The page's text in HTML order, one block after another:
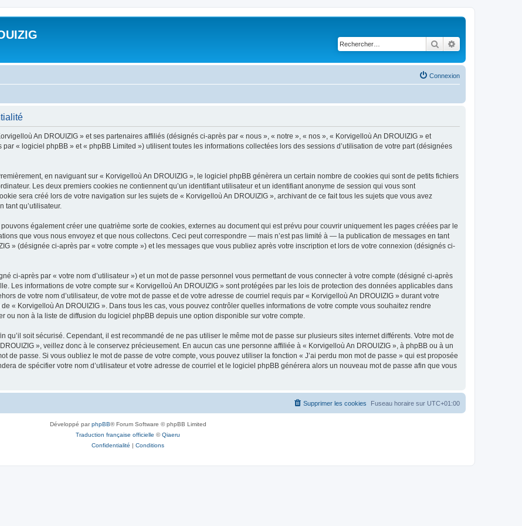
Rechercher
Connexion
An DROUIZIG » et ses partenaires affiliés (désignés ci-après par « nous », « notre », « nos », « Korvigelloù An DROUIZIG » et
« logiciel phpBB » et « phpBB Limited ») utilisent toutes les informations collectées lors des sessions d’utilisation de votre part (désignées
en naviguant sur « Korvigelloù An DROUIZIG », le logiciel phpBB génèrera un certain nombre de cookies qui sont de petits fichiers
Les deux premiers cookies ne contiennent qu’un identifiant utilisateur et un identifiant anonyme de session qui vous sont
sera créé lors de votre navigation sur les sujets de « Korvigelloù An DROUIZIG », archivant de ce fait tous les sujets que vous avez
tant qu’utilisateur.
également créer une quatrième sorte de cookies, externes au document qui est prévu pour couvrir uniquement les pages créées par le
que vous nous envoyez et que nous collectons. Ceci peut correspondre — mais n’est pas limité à — la publication de messages en tant
» (désignée ci-après par « votre compte ») et les messages que vous publiez après votre inscription et lors de votre connexion (désignés ci-
ci-après par « votre nom d’utilisateur ») et un mot de passe personnel vous permettant de vous connecter à votre compte (désigné ci-après
Les informations de votre compte sur « Korvigelloù An DROUIZIG » sont protégées par les lois de protection des données applicables dans
de votre nom d’utilisateur, de votre mot de passe et de votre adresse de courriel requis par « Korvigelloù An DROUIZIG » durant votre
« Korvigelloù An DROUIZIG ». Dans tous les cas, vous pouvez contrôler quelles informations de votre compte vous souhaitez rendre
non à la liste de diffusion du logiciel phpBB depuis une option disponible sur votre compte.
qu’il soit sécurisé. Cependant, il est recommandé de ne pas utiliser le même mot de passe sur plusieurs sites internet différents. Votre mot de
», veillez donc à le conservez précieusement. En aucun cas une personne affiliée à « Korvigelloù An DROUIZIG », à phpBB ou à un
de passe. Si vous oubliez le mot de passe de votre compte, vous pouvez utiliser la fonction « J’ai perdu mon mot de passe » qui est proposée
de spécifier votre nom d’utilisateur et votre adresse de courriel et le logiciel phpBB générera alors un nouveau mot de passe afin que vous
Fuseau horaire sur UTC+01:00
Supprimer les cookies
Développé parphpBB® Forum Software © phpBB Limited
Traduction française officielle ©Qiaeru
Confidentialité | Conditions